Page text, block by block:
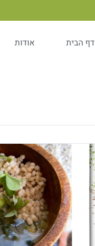
דף הבית אודות